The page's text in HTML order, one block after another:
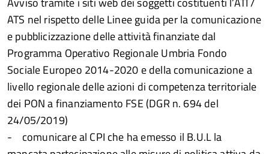
ATS nel rispetto delle Linee guida per la comunicazione
e pubblicizzazione delle attività finanziate dal
Programma Operativo Regionale Umbria Fondo
Sociale Europeo 2014-2020 e della comunicazione a
livello regionale delle azioni di competenza territoriale
dei PON a finanziamento FSE (DGR n. 694 del
24/05/2019)
- comunicare al CPI che ha emesso il B.U.L la